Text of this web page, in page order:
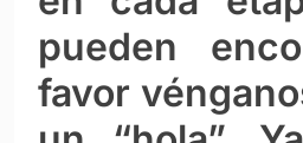
pueden
favor